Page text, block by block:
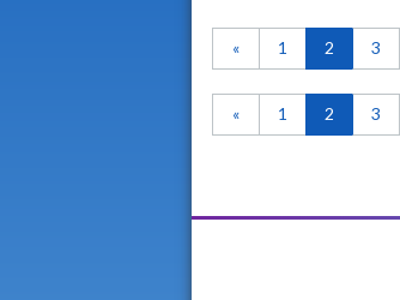
« 1 2 3
« 1 2 3